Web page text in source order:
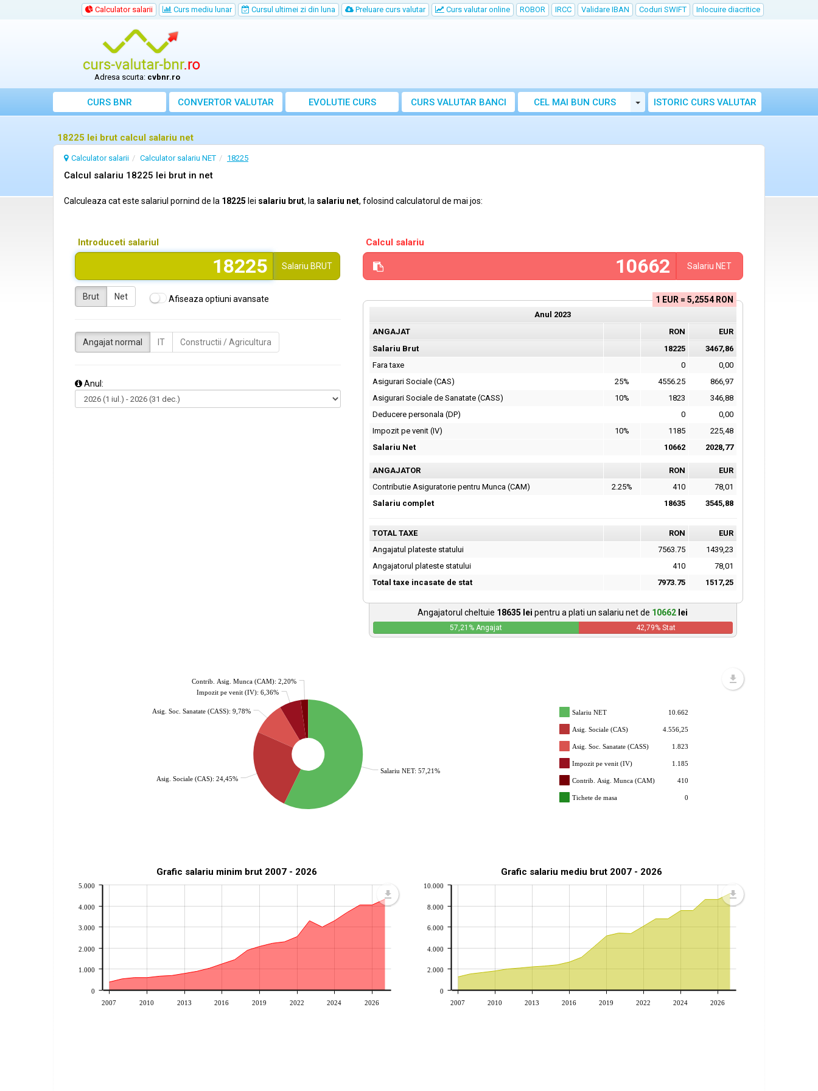
Calculator salarii Curs mediu lunar Cursul ultimei zi din luna Preluare curs valutar Curs valutar online ROBOR IRCC Validare IBAN Coduri SWIFT Inlocuire diacritice
Adresa scurta: cvbnr.ro
CURS BNR CONVERTOR VALUTAR EVOLUTIE CURS CURS VALUTAR BANCI CEL MAI BUN CURS Toggle Dropdown
ISTORIC CURS VALUTAR
18225 lei brut calcul salariu net
Calculator salarii Calculator salariu NET 18225
Calcul salariu 18225 lei brut in net
Calculeaza cat este salariul pornind de la 18225 lei salariu brut, la salariu net, folosind calculatorul de mai jos:
Introduceti salariul
Salariu BRUT
Brut Net Afiseaza optiuni avansate
Angajat normal IT Constructii / Agricultura
Anul:
Calcul salariu
Salariu NET
1 EUR = 5,2554 RON
Anul 2023
ANGAJAT
RON
EUR
Salariu Brut
18225
3467,86
Fara taxe
0
0,00
Asigurari Sociale (CAS)
25% 4556.25
866,97
Asigurari Sociale de Sanatate (CASS)
10% 1823
346,88
Deducere personala (DP)
0
0,00
Impozit pe venit (IV)
10% 1185
225,48
Salariu Net
10662 2028,77
ANGAJATOR RON
EUR
Contributie Asiguratorie pentru Munca (CAM)
2.25% 410
78,01
Salariu complet
18635 3545,88
TOTAL TAXE RON
EUR
Angajatul plateste statului
7563.75
1439,23
Angajatorul plateste statului
410
78,01
Total taxe incasate de stat
7973.75 1517,25
Angajatorul cheltuie 18635 lei pentru a plati un salariu net de 10662 lei
57,21 % Angajat 42,79% Stat
Salariu NET: 57,21%
Asig. Sociale (CAS): 24,45%
Asig. Soc. Sanatate (CASS): 9,78%
Impozit pe venit (IV): 6,36%
Contrib. Asig. Munca (CAM): 2,20%
Salariu NET 10.662
Asig. Sociale (CAS) 4.556,25
Asig. Soc. Sanatate (CASS) 1.823
Impozit pe venit (IV) 1.185
Contrib. Asig. Munca (CAM) 410
Tichete de masa 0
Grafic salariu minim brut 2007 - 2026
2007 2010 2013 2016 2019 2022 2024 2026
0
1.000
2.000
3.000
4.000
5.000
Grafic salariu mediu brut 2007 - 2026
2007 2010 2013 2016 2019 2022 2024 2026
0
2.000
4.000
6.000
8.000
10.000